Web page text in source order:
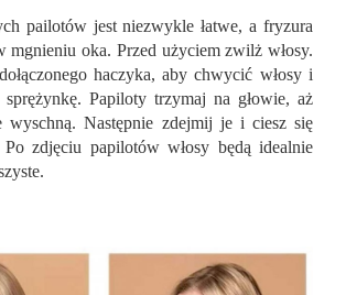
pailotów jest niezwykle łatwe, a fryzura
mgnieniu oka. Przed użyciem zwilż włosy.
haczyka, aby chwycić włosy i
Papiloty trzymaj na głowie, aż
wyschną. Następnie zdejmij je i ciesz się
zdjęciu papilotów włosy będą idealnie